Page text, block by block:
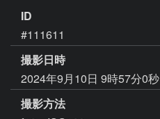
ID
#111611
撮影日時
2024年9月10日 9時57分0秒
撮影方法